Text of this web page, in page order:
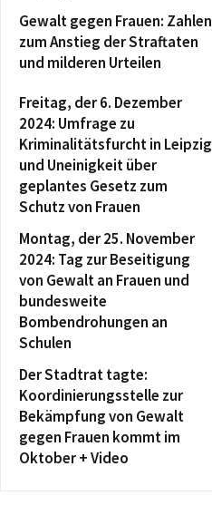
Gewalt gegen Frauen: Zahlen
zum Anstieg der Straftaten
und milderen Urteilen
Freitag, der 6. Dezember
2024: Umfrage zu
Kriminalitätsfurcht in Leipzig
und Uneinigkeit über
geplantes Gesetz zum
Schutz von Frauen
Montag, der 25. November
2024: Tag zur Beseitigung
von Gewalt an Frauen und
bundesweite
Bombendrohungen an
Schulen
Der Stadtrat tagte:
Koordinierungsstelle zur
Bekämpfung von Gewalt
gegen Frauen kommt im
Oktober + Video